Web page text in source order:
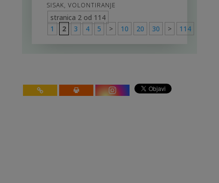
SISAK, VOLONTIRANJE
stranica 2 od 114
1
2 3 4 5 > 10 20 30 > 114